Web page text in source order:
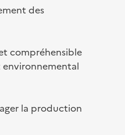
des
compréhensible
environnemental
la production